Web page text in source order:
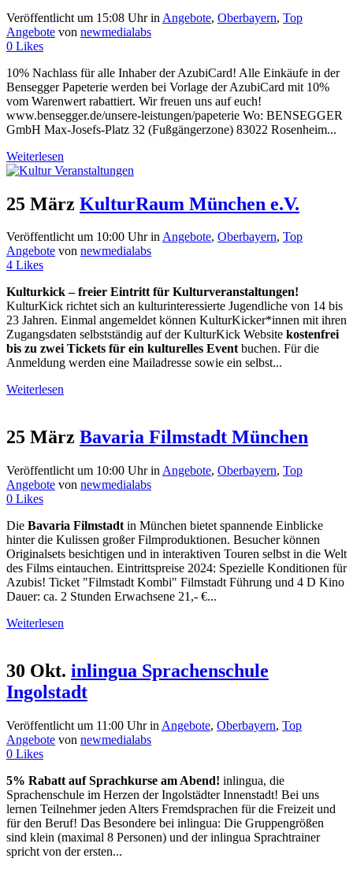
Veröffentlicht um 15:08 Uhrin Angebote, Oberbayern, Top
Angebote von newmedialabs
0 Likes
10% Nachlass für alle Inhaber der AzubiCard! Alle Einkäufe in der
Bensegger Papeterie werden bei Vorlage der AzubiCard mit 10%
vom Warenwert rabattiert. Wir freuen uns auf euch!
www.bensegger.de/unsere-leistungen/papeterie Wo: BENSEGGER
GmbH Max-Josefs-Platz 32 (Fußgängerzone) 83022 Rosenheim...
Weiterlesen
25 März KulturRaum München e.V.
Veröffentlicht um 10:00 UhrinAngebote, Oberbayern, Top
Angebote von newmedialabs
4 Likes
Kulturkick – freier Eintritt für Kulturveranstaltungen!
KulturKick richtet sich an kulturinteressierte Jugendliche von 14 bis
23 Jahren. Einmal angemeldet können KulturKicker*innen mit ihren
Zugangsdaten selbstständig auf der KulturKick Website kostenfrei
bis zu zwei Tickets für ein kulturelles Eventbuchen. Für die
Anmeldung werden eine Mailadresse sowie ein selbst...
Weiterlesen
25 März Bavaria Filmstadt München
Veröffentlicht um 10:00 Uhrin Angebote, Oberbayern, Top
Angebote von newmedialabs
0 Likes
Die Bavaria Filmstadt in München bietet spannende Einblicke
hinter die Kulissen großer Filmproduktionen. Besucher können
Originalsets besichtigen und in interaktiven Touren selbst in die Welt
des Films eintauchen. Eintrittspreise 2024: Spezielle Konditionen für
Azubis! Ticket "Filmstadt Kombi" Filmstadt Führung und 4 D Kino
Dauer: ca. 2 Stunden Erwachsene 21,- €...
Weiterlesen
30 Okt. inlingua Sprachenschule
Ingolstadt
Veröffentlicht um 11:00 Uhrin Angebote, Oberbayern, Top
Angebote von newmedialabs
0 Likes
5% Rabatt auf Sprachkurse am Abend! inlingua, die
Sprachenschule im Herzen der Ingolstädter Innenstadt! Bei uns
lernen Teilnehmer jeden Alters Fremdsprachen für die Freizeit und
für den Beruf! Das Besondere bei inlingua: Die Gruppengrößen
sind klein (maximal 8 Personen) und der inlingua Sprachtrainer
spricht von der ersten...